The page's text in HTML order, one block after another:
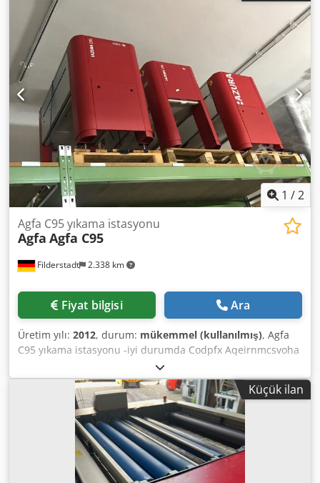
1 /2
Filderstadt 2.338 km
Agfa C95 yıkama istasyonu
Agfa Agfa C95
Fiyat bilgisi Ara
Üretim yılı: 2012, durum: mükemmel (kullanılmış), Agfa
C95 yıkama istasyonu -iyi durumda Codpfx Aqeirnmcsvoha
Küçük ilan